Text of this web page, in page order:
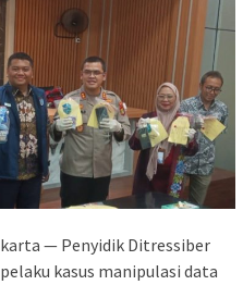
— Penyidik Ditressiber
kasus manipulasi data